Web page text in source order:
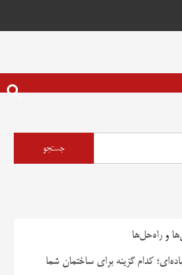
و راه‌حل‌ها
کدام گزینه برای ساختمان شما